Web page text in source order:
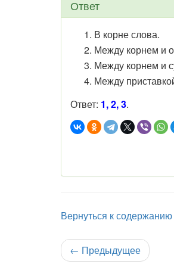
Ответ
В корне слова.
Между корнем и
Между корнем и
Между
Ответ: 1, 2, 3.
Вернуться к
← Предыдущее